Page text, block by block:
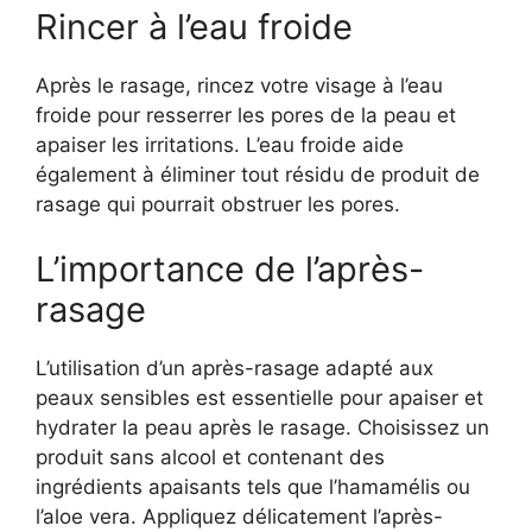
Rincer à l’eau froide
Après le rasage, rincez votre visage à l’eau
froide pour resserrer les pores de la peau et
apaiser les irritations. L’eau froide aide
également à éliminer tout résidu de produit de
rasage qui pourrait obstruer les pores.
L’importance de l’après-
rasage
L’utilisation d’un après-rasage adapté aux
peaux sensibles est essentielle pour apaiser et
hydrater la peau après le rasage. Choisissez un
produit sans alcool et contenant des
ingrédients apaisants tels que l’hamamélis ou
l’aloe vera. Appliquez délicatement l’après-